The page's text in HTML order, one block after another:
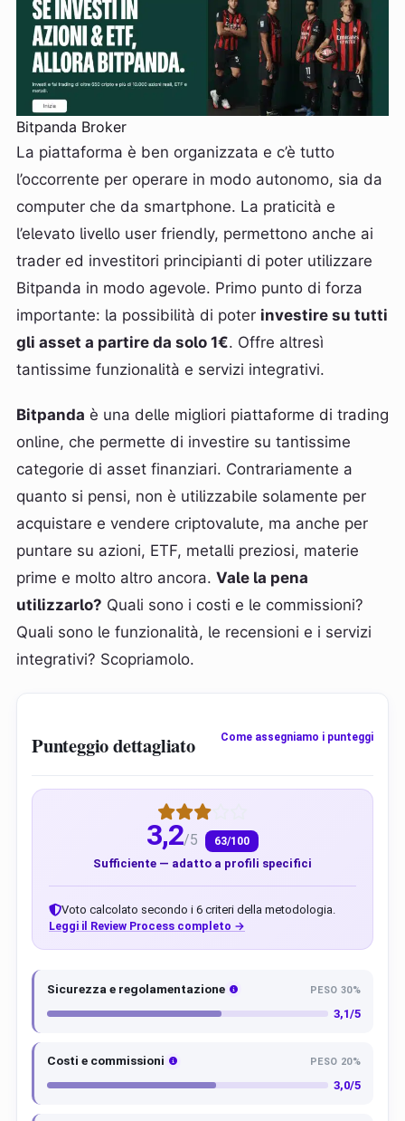
Bitpanda Broker
La piattaforma è ben organizzata e c’è tutto
l’occorrente per operare in modo autonomo, sia da
computer che da smartphone. La praticità e
l’elevato livello user friendly, permettono anche ai
trader ed investitori principianti di poter utilizzare
Bitpanda in modo agevole. Primo punto di forza
importante: la possibilità di poter investire su tutti
gli asset a partire da solo 1€. Offre altresì
tantissime funzionalità e servizi integrativi.
Bitpanda è una delle migliori piattaforme di trading
online, che permette di investire su tantissime
categorie di asset finanziari. Contrariamente a
quanto si pensi, non è utilizzabile solamente per
acquistare e vendere criptovalute, ma anche per
puntare su azioni, ETF, metalli preziosi, materie
prime e molto altro ancora. Vale la pena
utilizzarlo? Quali sono i costi e le commissioni?
Quali sono le funzionalità, le recensioni e i servizi
integrativi? Scopriamolo.
Punteggio dettagliato Come assegniamo i punteggi
3,2/5 63/100
Sufficiente — adatto a profili specifici
Voto calcolato secondo i 6 criteri della metodologia.
Leggi il Review Process completo →
Sicurezza e regolamentazione PESO 30%
3,1/5
Costi e commissioni PESO 20%
3,0/5